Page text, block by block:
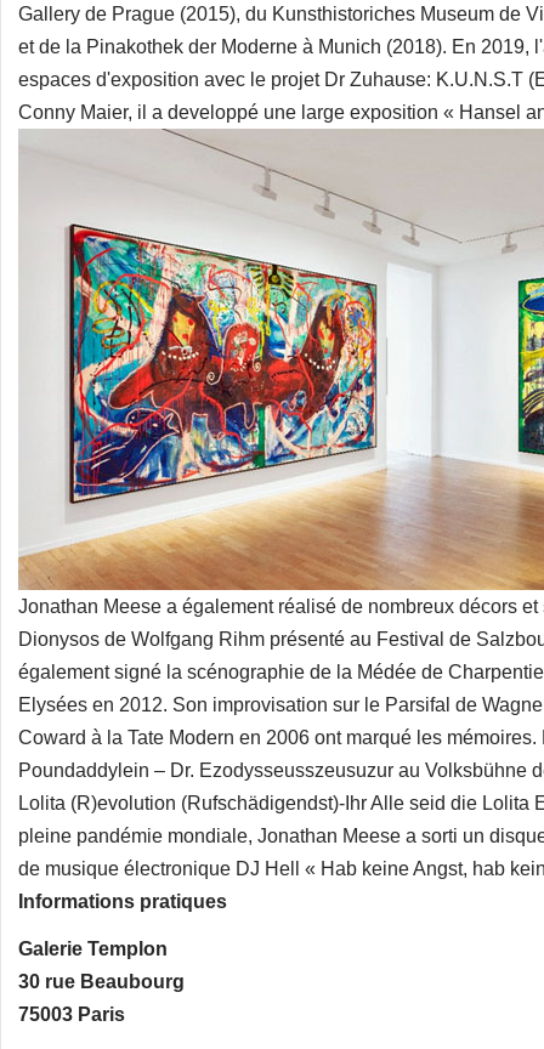
Gallery de Prague (2015), du Kunsthistoriches Museum de
et de la Pinakothek der Moderne à Munich (2018). En
espaces d'exposition avec le projet Dr Zuhause: K.U.N.S.T
Conny Maier, il a developpé une large exposition « Hansel
Jonathan Meese a également réalisé de nombreux décors
Dionysos de Wolfgang Rihm présenté au Festival de
également signé la scénographie de la Médée de
Elysées en 2012. Son improvisation sur le Parsifal de
Coward à la Tate Modern en 2006 ont marqué les
Poundaddylein – Dr. Ezodysseusszeusuzur au Volksbühne
Lolita (R)evolution (Rufschädigendst)-Ihr Alle seid die Lolita
pleine pandémie mondiale, Jonathan Meese a sorti un
de musique électronique DJ Hell « Hab keine Angst, hab
Informations pratiques
Galerie Templon
30 rue Beaubourg
75003 Paris